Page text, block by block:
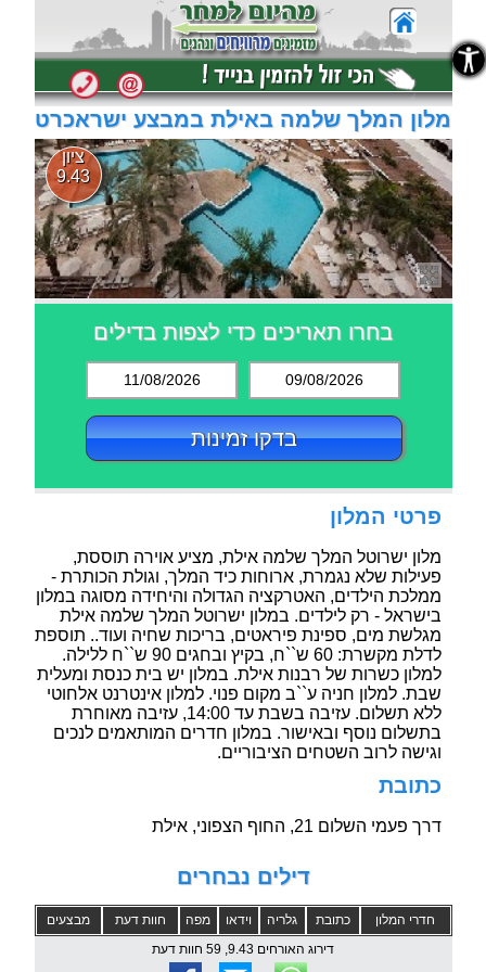
מלון המלך שלמה באילת במבצע ישראכרט
ציון
9.43
בחרו תאריכים כדי לצפות בדילים
11/08/2026 09/08/2026
בדקו זמינות
פרטי המלון
מלון ישרוטל המלך שלמה אילת, מציע אוירה תוססת,
פעילות שלא נגמרת, ארוחות כיד המלך, וגולת הכותרת -
ממלכת הילדים, האטרקציה הגדולה והיחידה מסוגה במלון
בישראל - רק לילדים. במלון ישרוטל המלך שלמה אילת
מגלשת מים, ספינת פיראטים, בריכות שחיה ועוד.. תוספת
לדלת מקשרת: 60 ש``ח, בקיץ ובחגים 90 ש``ח ללילה.
למלון כשרות של רבנות אילת. במלון יש בית כנסת ומעלית
שבת. למלון חניה ע``ב מקום פנוי. למלון אינטרנט אלחוטי
ללא תשלום. עזיבה בשבת עד 14:00, עזיבה מאוחרת
בתשלום נוסף ובאישור. במלון חדרים המותאמים לנכים
וגישה לרוב השטחים הציבוריים.
כתובת
דרך פעמי השלום 21, החוף הצפוני, אילת
דילים נבחרים
מבצעים חוות דעת מפה וידאו גלריה כתובת
חדרי המלון
דירוג האורחים 9.43, 59 חוות דעת
נגישות
נגישות